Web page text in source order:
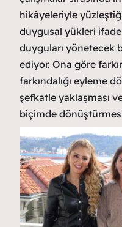
hikâyeleriyle
duygusal yükleri ifade
duyguları yönetecek
ediyor. Ona göre
farkındalığı eyleme
şefkatle yaklaşması
biçimde